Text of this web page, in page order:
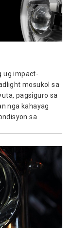
ug impact-
mosukol sa
pagsiguro sa
nga kahayag
sa